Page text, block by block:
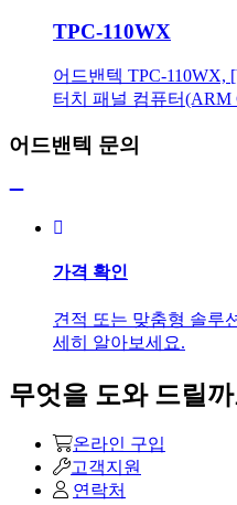
TPC-110WX
어드밴텍 TPC-110WX,
터치 패널 컴퓨터
어드밴텍 문의
가격 확인
견적 또는 맞춤형 솔루
세히 알아보세요.
무엇을 도와 드릴
온라인 구입
고객지원
연락처